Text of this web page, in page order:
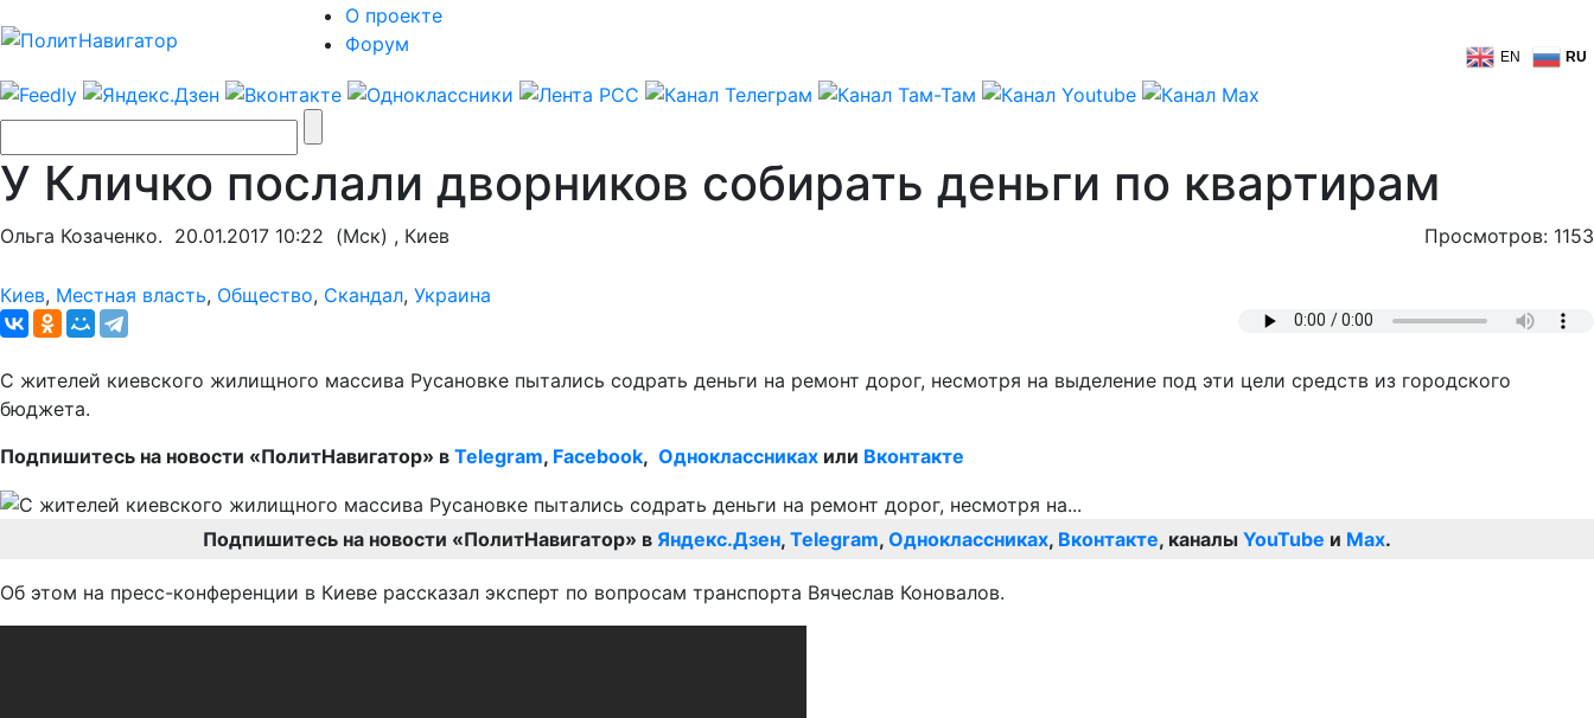
О проекте
Форум
EN RU
У Кличко послали дворников собирать деньги по квартирам
Ольга Козаченко. 20.01.2017 10:22 (Мск) , Киев Просмотров: 1153
Киев, Местная власть, Общество, Скандал, Украина
С жителей киевского жилищного массива Русановке пытались содрать деньги на ремонт дорог, несмотря на выделение под эти цели средств из городского
бюджета.
Подпишитесь на новости «ПолитНавигатор» в Telegram, Facebook, Одноклассниках или Вконтакте
Подпишитесь на новости «ПолитНавигатор» в Яндекс.Дзен, Telegram, Одноклассниках, Вконтакте, каналы YouTube и Max.
Об этом на пресс-конференции в Киеве рассказал эксперт по вопросам транспорта Вячеслав Коновалов.